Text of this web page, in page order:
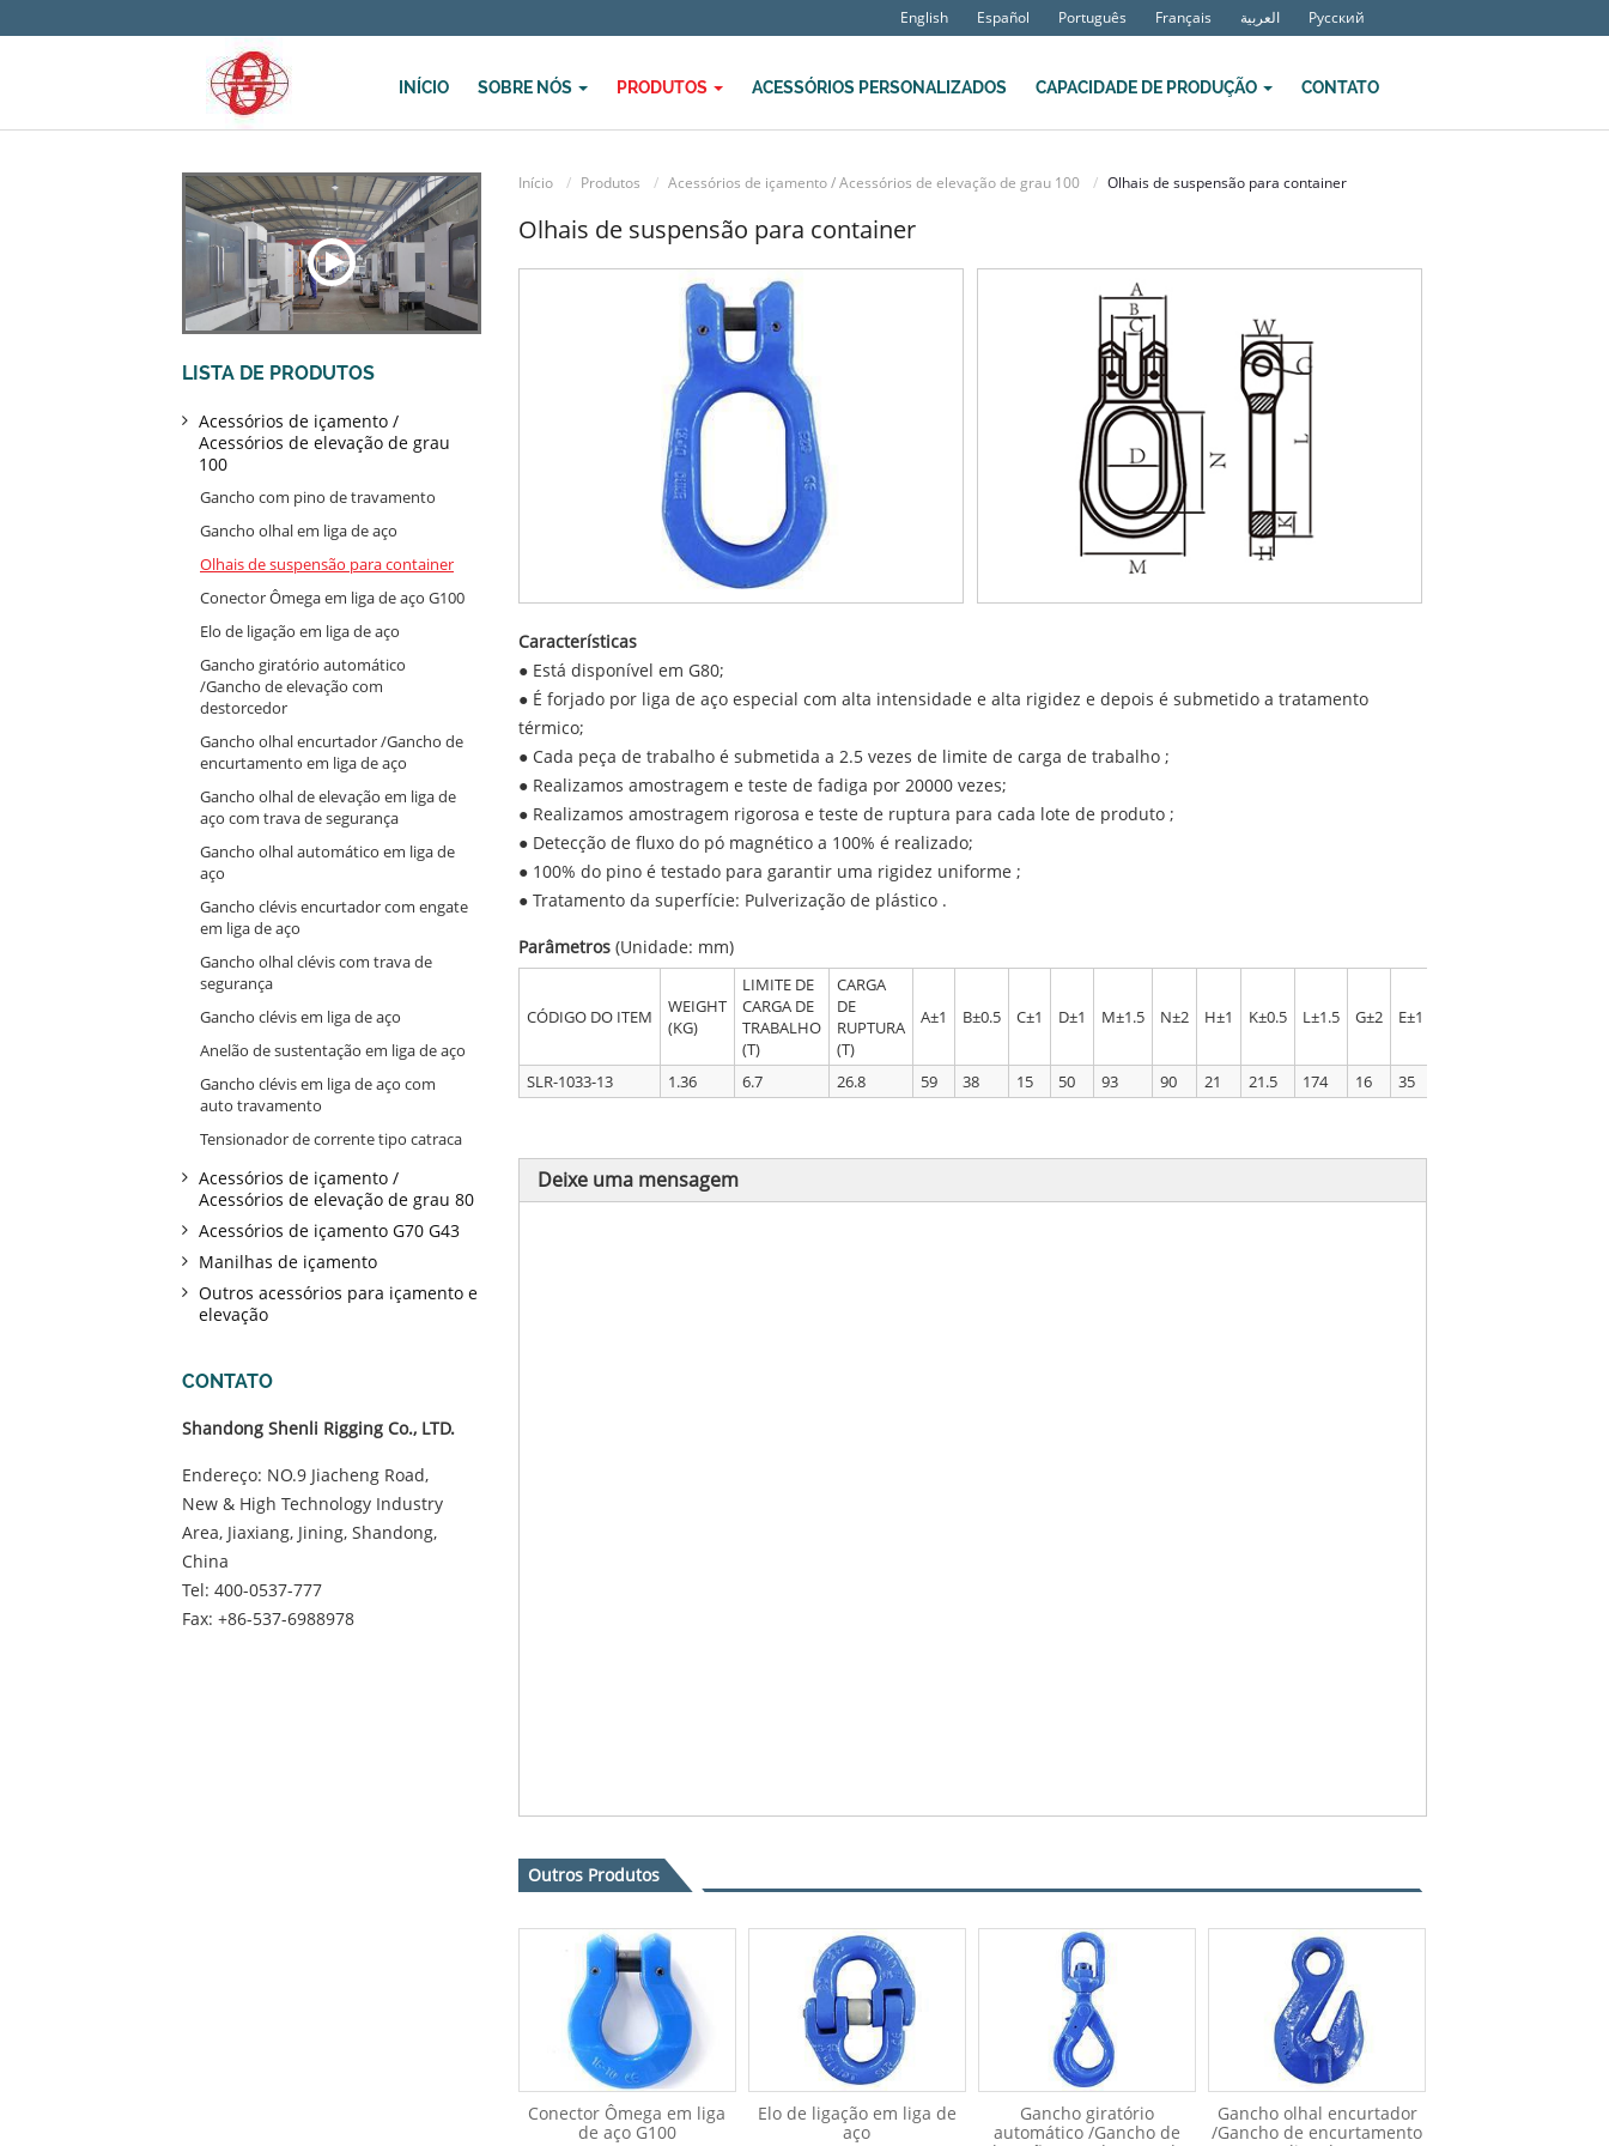
English Español Português Français العربية Русский
INÍCIO SOBRE NÓS PRODUTOS ACESSÓRIOS PERSONALIZADOS CAPACIDADE DE PRODUÇÃO CONTATO
Início Produtos Acessórios de içamento / Acessórios de elevação de grau 100 Olhais de suspensão para container
Olhais de suspensão para container
Características
● Está disponível em G80;
● É forjado por liga de aço especial com alta intensidade e alta rigidez e depois é submetido a tratamento
térmico;
● Cada peça de trabalho é submetida a 2.5 vezes de limite de carga de trabalho ;
● Realizamos amostragem e teste de fadiga por 20000 vezes;
● Realizamos amostragem rigorosa e teste de ruptura para cada lote de produto ;
● Detecção de fluxo do pó magnético a 100% é realizado;
● 100% do pino é testado para garantir uma rigidez uniforme ;
● Tratamento da superfície: Pulverização de plástico .
Parâmetros(Unidade: mm)
CÓDIGO DO ITEM
WEIGHT
(KG)
LIMITE DE
CARGA DE
TRABALHO
(T)
CARGA
DE
RUPTURA
(T)
A±1 B±0.5 C±1 D±1 M±1.5 N±2 H±1 K±0.5 L±1.5 G±2 E±1
SLR-1033-13 1.36 6.7 26.8 59 38 15 50 93 90 21 21.5 174 16 35
Deixe uma mensagem
Outros Produtos
Conector Ômega em liga
de aço G100
Elo de ligação em liga de
aço
Gancho giratório
automático /Gancho de
Gancho olhal encurtador
/Gancho de encurtamento
LISTA DE PRODUTOS
Acessórios de içamento /
Acessórios de elevação de grau
100
Gancho com pino de travamento
Gancho olhal em liga de aço
Olhais de suspensão para container
Conector Ômega em liga de aço G100
Elo de ligação em liga de aço
Gancho giratório automático
/Gancho de elevação com
destorcedor
Gancho olhal encurtador /Gancho de
encurtamento em liga de aço
Gancho olhal de elevação em liga de
aço com trava de segurança
Gancho olhal automático em liga de
aço
Gancho clévis encurtador com engate
em liga de aço
Gancho olhal clévis com trava de
segurança
Gancho clévis em liga de aço
Anelão de sustentação em liga de aço
Gancho clévis em liga de aço com
auto travamento
Tensionador de corrente tipo catraca
Acessórios de içamento /
Acessórios de elevação de grau 80
Acessórios de içamento G70 G43
Manilhas de içamento
Outros acessórios para içamento e
elevação
CONTATO
Shandong Shenli Rigging Co., LTD.
Endereço: NO.9 Jiacheng Road,
New & High Technology Industry
Area, Jiaxiang, Jining, Shandong,
China
Tel: 400-0537-777
Fax: +86-537-6988978